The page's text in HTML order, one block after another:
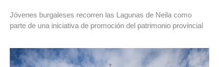
Jóvenes burgaleses recorren las Lagunas de Neila como
parte de una iniciativa de promoción del patrimonio provincial